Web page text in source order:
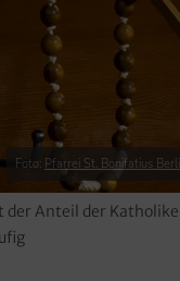
Foto: Pfarrei St. Bonifatius
der Anteil der